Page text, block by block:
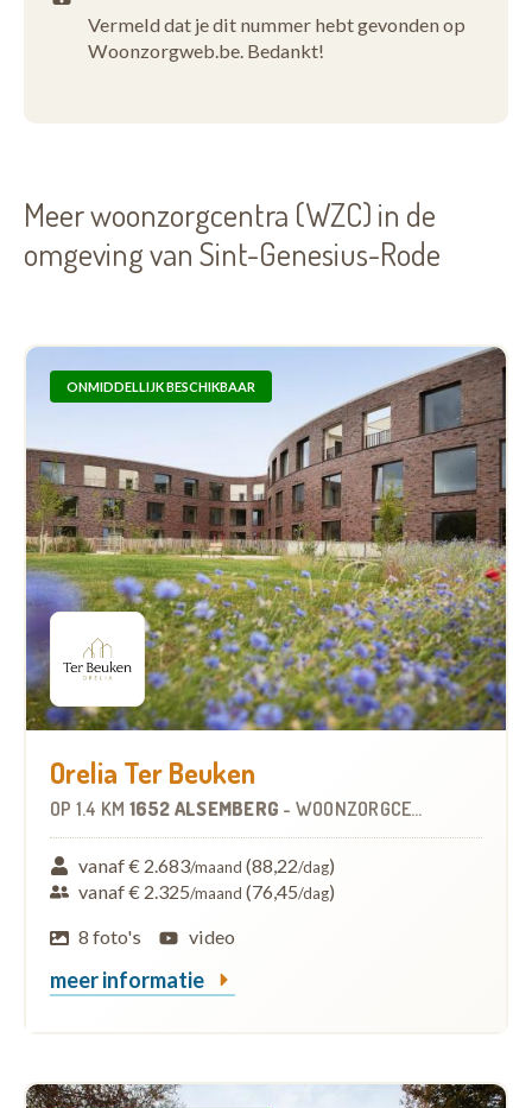
Vermeld dat je dit nummer hebt gevonden op
Woonzorgweb.be. Bedankt!
Meer woonzorgcentra (WZC) in de
omgeving van Sint-Genesius-Rode
ONMIDDELLIJK BESCHIKBAAR
Orelia Ter Beuken
OP 1.4 KM 1652 ALSEMBERG - WOONZORGCENTRUM (WZC)
vanaf € 2.683/maand (88,22/dag)
vanaf € 2.325/maand (76,45/dag)
8 foto's
video
meer informatie